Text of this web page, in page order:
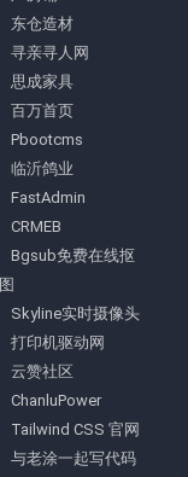
东仓造材
寻亲寻人网
思成家具
百万首页
Pbootcms
临沂鸽业
FastAdmin
CRMEB
Bgsub免费在线抠
图
Skyline实时摄像头
打印机驱动网
云赞社区
ChanluPower
Tailwind CSS 官网
与老涂一起写代码